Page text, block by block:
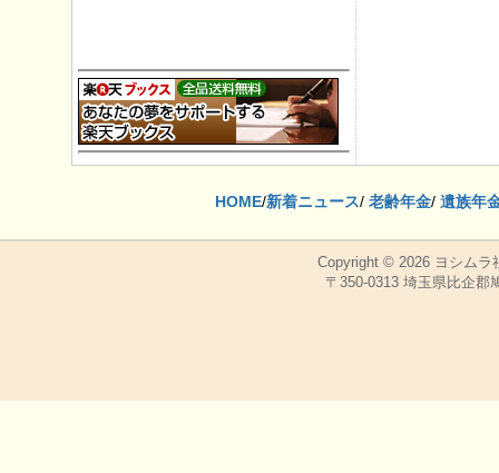
HOME/新着ニュース/ 老齢年金/ 遺族年
Copyright © 2026 ヨシムラ
〒350-0313 埼玉県比企郡